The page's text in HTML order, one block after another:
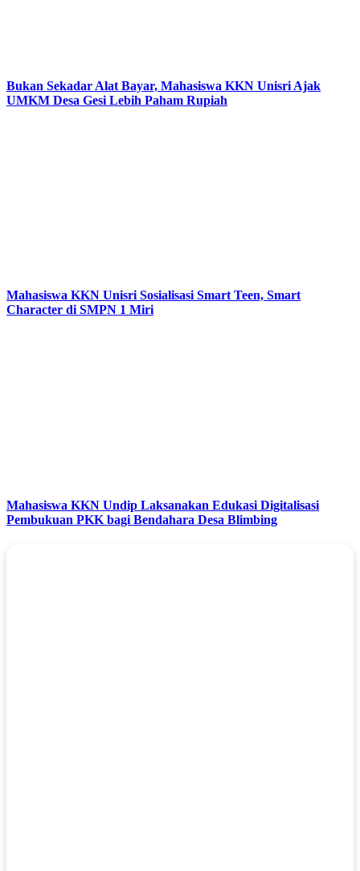
Bukan Sekadar Alat Bayar, Mahasiswa KKN Unisri Ajak
UMKM Desa Gesi Lebih Paham Rupiah
Mahasiswa KKN Unisri Sosialisasi Smart Teen, Smart
Character di SMPN 1 Miri
Mahasiswa KKN Undip Laksanakan Edukasi Digitalisasi
Pembukuan PKK bagi Bendahara Desa Blimbing